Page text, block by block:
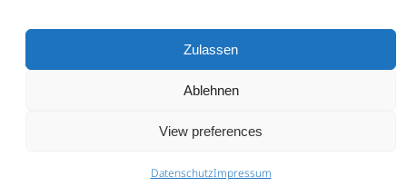
Zulassen
Ablehnen
View preferences
DatenschutzImpressum